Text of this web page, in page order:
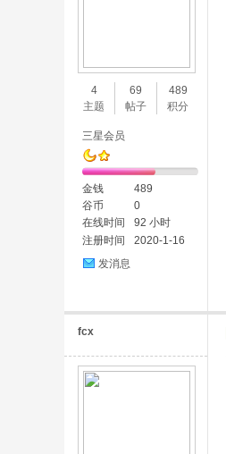
4
主题
69
帖子
489
积分
三星会员
金钱
489
谷币
0
在线时间
92 小时
注册时间
2020-1-16
发消息
fcx